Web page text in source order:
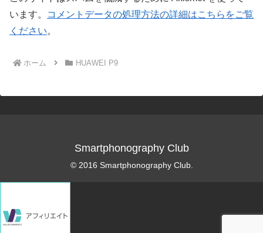
います。
コメントデータの処理方法の詳細はこちらをご覧
ください。
ホーム HUAWEI P9
Smartphonography Club
© 2016 Smartphonography Club.